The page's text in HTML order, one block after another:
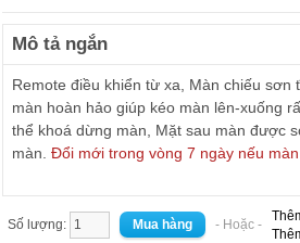
Mô tả ngắn
Remote điều khiển từ xa, Màn chiếu
màn hoàn hảo giúp kéo màn lên-xuống
thể khoá dừng màn, Mặt sau màn được
màn. Đổi mới trong vòng 7 ngày nếu
Số lượng: - Hoặc -